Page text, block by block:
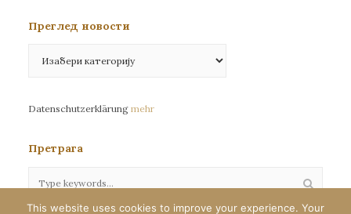
Преглед новости
новости
Datenschutzerklärung mehr
Претрага
This website uses cookies to improve your experience. Your